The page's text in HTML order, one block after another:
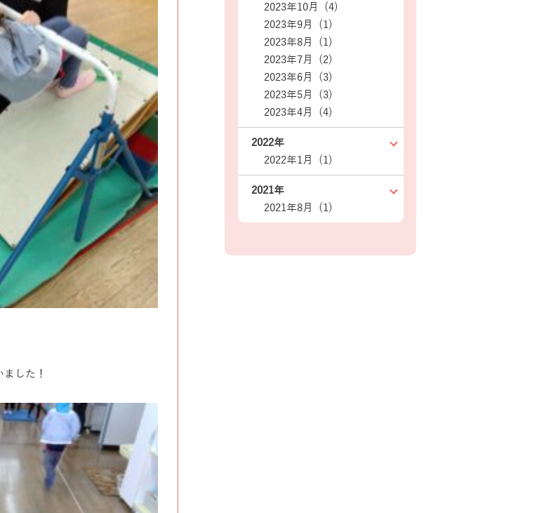
した！
2023年10月 (4)
2023年9月 (1)
2023年8月 (1)
2023年7月 (2)
2023年6月 (3)
2023年5月 (3)
2023年4月 (4)
2022年
2022年1月 (1)
2021年
2021年8月 (1)